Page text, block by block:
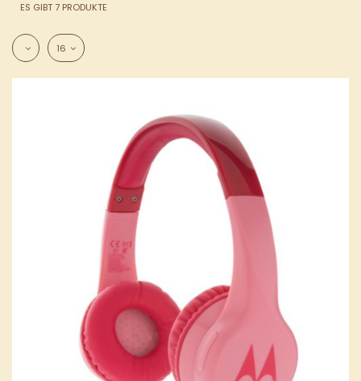
ES GIBT 7 PRODUKTE
16